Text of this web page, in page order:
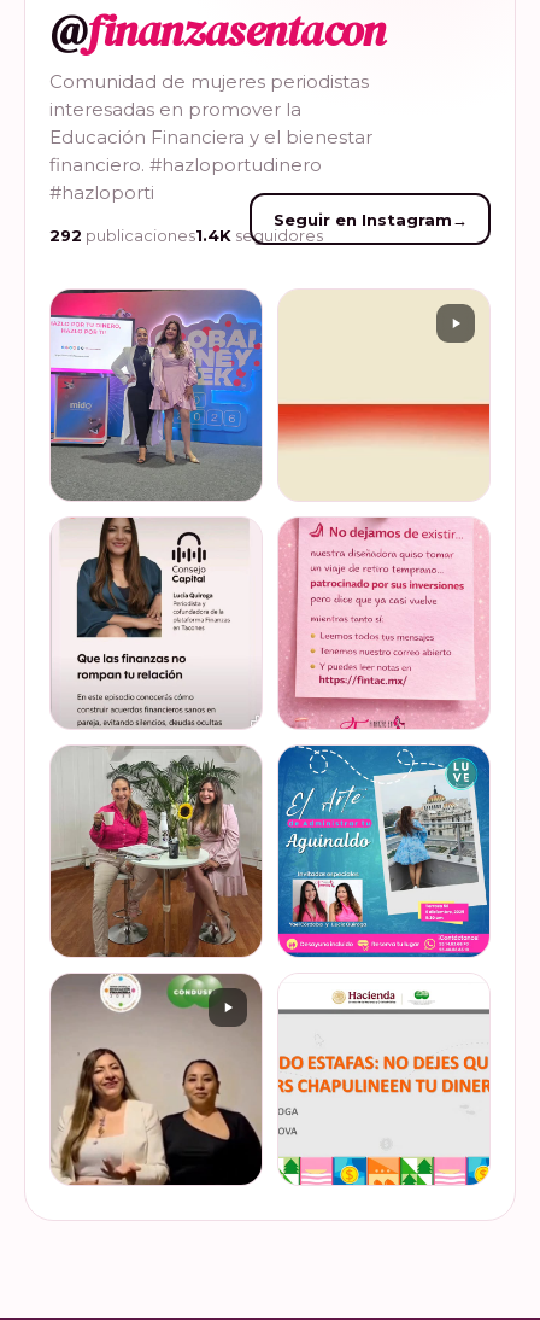
@finanzasentacon
Comunidad de mujeres periodistas
interesadas en promover la
Educación Financiera y el bienestar
financiero. #hazloportudinero
#hazloporti
292 publicaciones1.4K seguidores
Seguir en Instagram→
Felices de haber sido
invitadas, por cuarto año
consecutivo, a participar en
la Global Money Week, una
iniciativa que impulsa la
educación f…
VER EN
INSTAGRAM
Del 17 al 22 de marzo se
lleva a cabo la Global
Money Week 2026 (Semana
Mundial del Dinero).
Finanzas en Tacones
somos parte de esta
Jornada…
VER EN
INSTAGRAM
@lucyquiroga tuvo la
oportunidad de conversar
con la gran Ilana Sod, en el
#podcast Consejo Capital
de @scotiabankmx Gracias
por la invitac…
VER EN
INSTAGRAM
Prometemos que no
desaparecimos… solo
estamos reorganizando
todo (y esperando a que el
diseñador vuelva del retiro
😅). No estamos publicand…
VER EN
INSTAGRAM
De cuando te toca ser la
entrevistada. Un placer
platicar con Esther Luiselli
de tus finanzas en la serie
de "Mu…
VER EN
INSTAGRAM
mejor forma de gestionar
ese dinero extra de fin de
ahorro o aguinaldo, es un
dinero…
VER EN
INSTAGRAM
de la Semana Nacional de
que los hackers